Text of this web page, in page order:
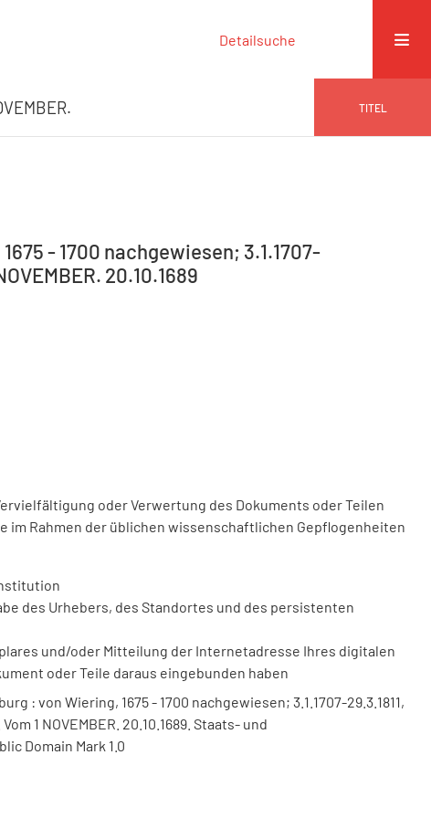
Detailsuche
TITEL
- 1700 nachgewiesen; 3.1.1707-
20.10.1689
oder Verwertung des Dokuments oder Teilen
im Rahmen der üblichen wissenschaftlichen Gepflogenheiten
des Urhebers, des Standortes und des persistenten
und/oder Mitteilung der Internetadresse Ihres digitalen
oder Teile daraus eingebunden haben
: von Wiering, 1675 - 1700 nachgewiesen; 3.1.1707-29.3.1811,
Vom 1 NOVEMBER. 20.10.1689. Staats- und
Domain Mark 1.0